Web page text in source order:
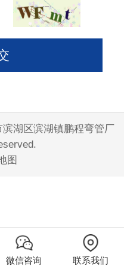
湖区滨湖镇鹏程弯管厂
图
微信咨询 联系我们